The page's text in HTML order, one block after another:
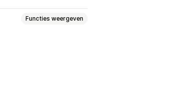
Functies weergeven